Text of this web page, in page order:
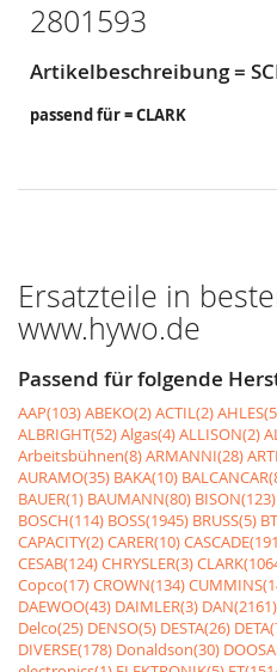
2801593
Artikelbeschreibung =
passend für = CLARK
Ersatzteile in
www.hywo.de
Passend für folgende
AAP(103)ABEKO(2)ACTIL(2)
ALBRIGHT(52)Algas(4)ALLISON(2)
Arbeitsbühnen(8)ARMANNI(28)
AURAMO(35) BAKA(10)
BAUER(1) BAUMANN(80) BISON(123)
BOSCH(114) BOSS(1945) BRUSS(5)
CAPACITY(2)CARER(10)
CESAB(124)CHRYSLER(3)
Copco(17)CROWN(134)
DAEWOO(43) DAIMLER(3) DAN(2161)
Delco(25) DENSO(5) DESTA(26)
DIVERSE(178) Donaldson(30)